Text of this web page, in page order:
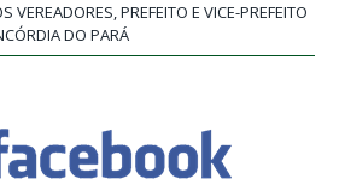
VEREADORES, PREFEITO E VICE-PREFEITO
DO PARÁ